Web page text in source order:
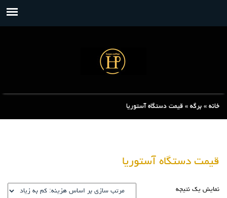
خانه » برگه » قیمت دستگاه آستوریا
قیمت دستگاه آستوریا
نمایش یک نتیجه